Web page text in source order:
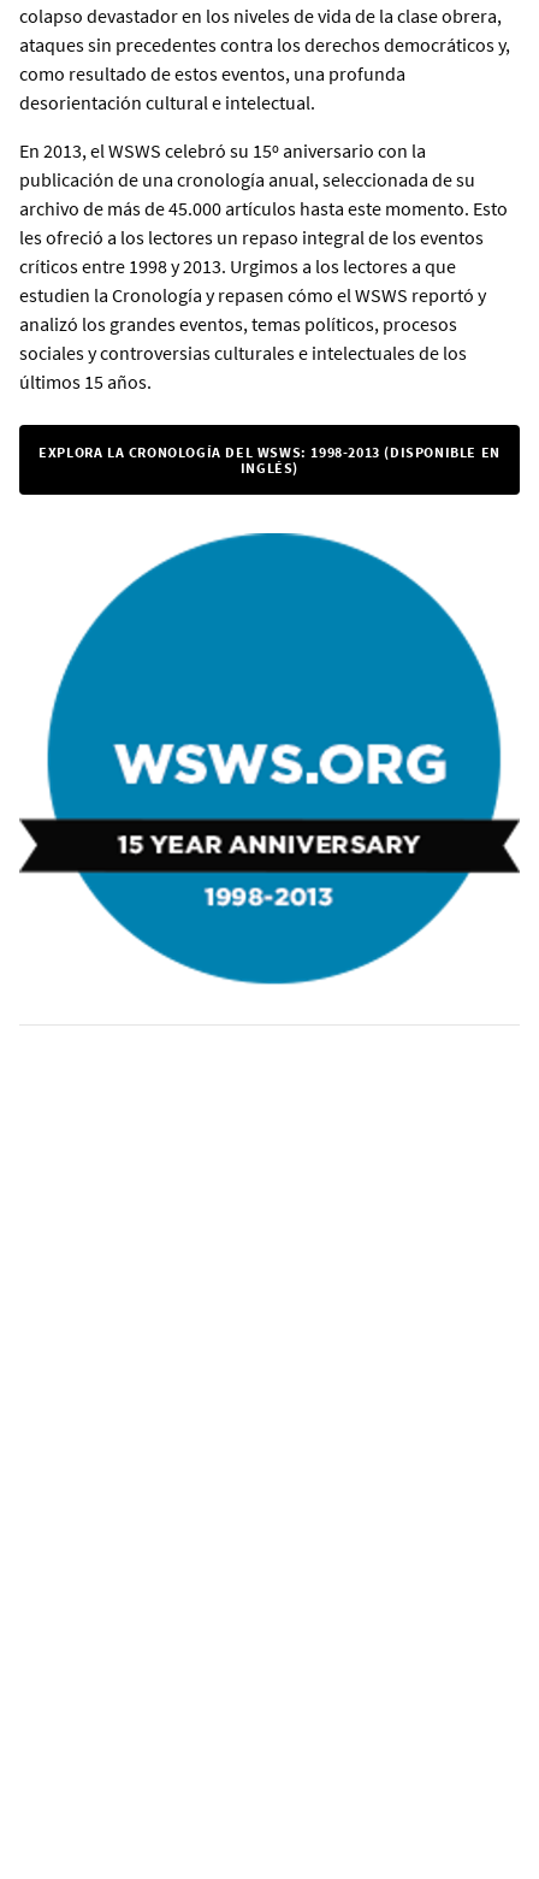
colapso devastador en los niveles de vida de la clase obrera,
ataques sin precedentes contra los derechos democráticos y,
como resultado de estos eventos, una profunda
desorientación cultural e intelectual.
En 2013, el WSWS celebró su 15º aniversario con la
publicación de una cronología anual, seleccionada de su
archivo de más de 45.000 artículos hasta este momento. Esto
les ofreció a los lectores un repaso integral de los eventos
críticos entre 1998 y 2013. Urgimos a los lectores a que
estudien la Cronología y repasen cómo el WSWS reportó y
analizó los grandes eventos, temas políticos, procesos
sociales y controversias culturales e intelectuales de los
últimos 15 años.
EXPLORA LA CRONOLOGÍA DEL WSWS: 1998-2013 (DISPONIBLE EN
INGLÉS)